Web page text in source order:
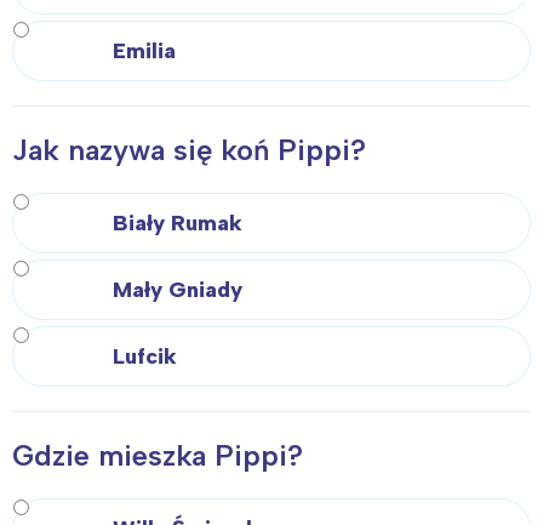
Emilia
Jak nazywa się koń Pippi?
Biały Rumak
Mały Gniady
Lufcik
Gdzie mieszka Pippi?